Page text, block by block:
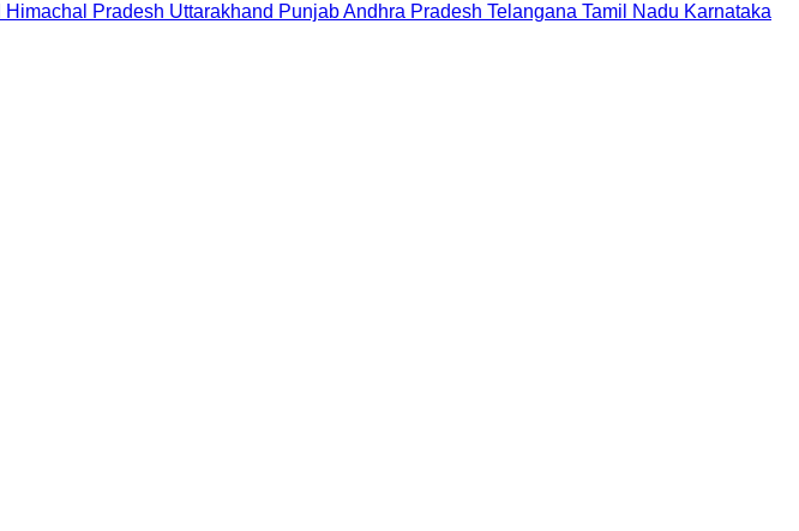
Himachal Pradesh Uttarakhand PunjabAndhra Pradesh Telangana Tamil Nadu Karnataka